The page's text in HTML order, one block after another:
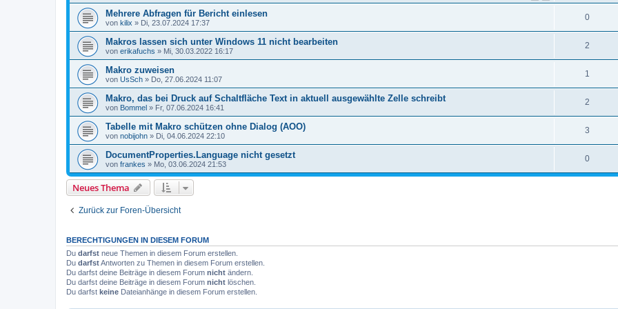
Mehrere Abfragen für Bericht einlesen
von kilix » Di, 23.07.2024 17:37
0
Makros lassen sich unter Windows 11 nicht bearbeiten
von erikafuchs » Mi, 30.03.2022 16:17
2
Makro zuweisen
von UsSch » Do, 27.06.2024 11:07
1
Makro, das bei Druck auf Schaltfläche Text in aktuell ausgewählte Zelle schreibt
von Bommel » Fr, 07.06.2024 16:41
2
Tabelle mit Makro schützen ohne Dialog (AOO)
von nobijohn » Di, 04.06.2024 22:10
3
DocumentProperties.Language nicht gesetzt
von frankes » Mo, 03.06.2024 21:53
0
Neues Thema
Zurück zur Foren-Übersicht
BERECHTIGUNGEN IN DIESEM FORUM
Du darfst neue Themen in diesem Forum erstellen.
Du darfstAntworten zu Themen in diesem Forum erstellen.
Du darfst deine Beiträge in diesem Forum nicht ändern.
Du darfst deine Beiträge in diesem Forum nicht löschen.
Du darfst keine Dateianhänge in diesem Forum erstellen.